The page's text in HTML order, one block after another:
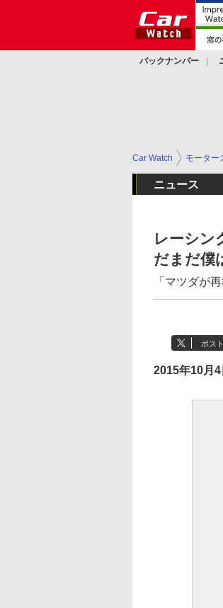
バックナンバー
Car Watch モーター
ニュース
レーシン
だまだ僕
「マツダが
ポスト
2015年10月